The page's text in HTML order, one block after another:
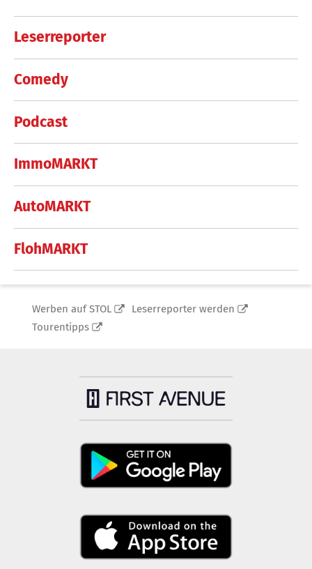
Leserreporter
Comedy
Podcast
ImmoMARKT
AutoMARKT
FlohMARKT
Werben auf STOL
Leserreporter werden
Tourentipps